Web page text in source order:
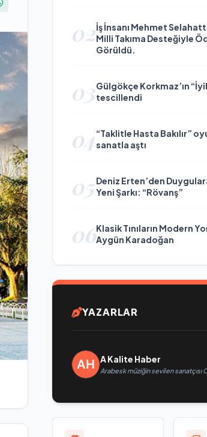
02İş İnsanı Mehmet
Milli Takıma Desteğiyle
Görüldü.
03Gülgökçe Korkmaz’ın
tescillendi
04“Taklitle Hasta Bakılır”
sanatla aştı
05 Deniz Erten’den
Yeni Şarkı: “Rövanş”
06Klasik Tınıların Modern
Aygün Karadoğan
YAZARLAR
A Kalite Haber
Arabesk müziğin sevilen sanatçısı